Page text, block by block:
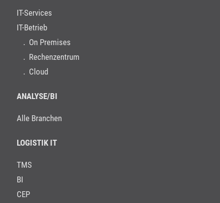
IT-Services
IT-Betrieb
On Premises
Rechenzentrum
Cloud
ANALYSE/BI
Alle Branchen
LOGISTIK IT
TMS
BI
CEP